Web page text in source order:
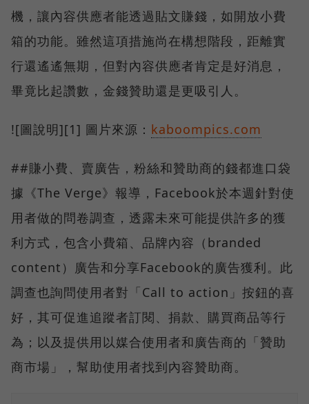
機，讓內容供應者能透過貼文賺錢，如開放小費
箱的功能。雖然這項措施尚在構想階段，距離實
行還遙遙無期，但對內容供應者肯定是好消息，
畢竟比起讚數，金錢贊助還是更吸引人。
![圖說明][1] 圖片來源： kaboompics.com
##賺小費、賣廣告，粉絲和贊助商的錢都進口袋
據《The Verge》報導，Facebook於本週針對使
用者做的問卷調查，透露未來可能提供許多的獲
利方式，包含小費箱、品牌內容（branded
content）廣告和分享Facebook的廣告獲利。此
調查也詢問使用者對「Call to action」按鈕的喜
好，其可促進追蹤者訂閱、捐款、購買商品等行
為；以及提供用以媒合使用者和廣告商的「贊助
商市場」，幫助使用者找到內容贊助商。